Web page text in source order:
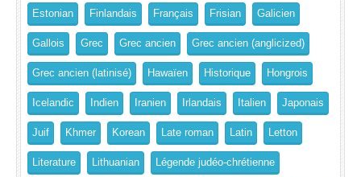
Estonian Finlandais Français Frisian Galicien
Gallois Grec Grec ancien Grec ancien (anglicized)
Grec ancien (latinisé) Hawaïen Historique Hongrois
Icelandic Indien Iranien Irlandais Italien Japonais
Juif Khmer Korean Late roman Latin Letton
Literature Lithuanian Légende judéo-chrétienne